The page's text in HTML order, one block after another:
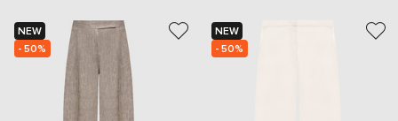
NEW
- 50%
NEW
- 50%